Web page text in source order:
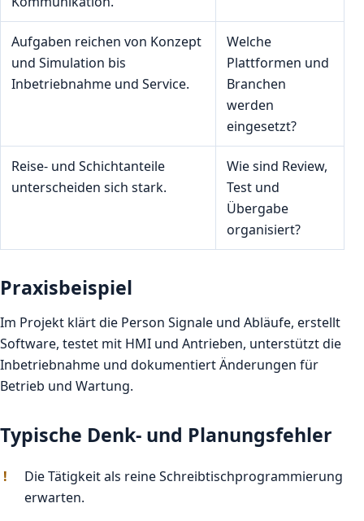
Aufgaben reichen von Konzept
und Simulation bis
Inbetriebnahme und Service.
Welche
Plattformen und
Branchen
werden
eingesetzt?
Reise- und Schichtanteile
unterscheiden sich stark.
Wie sind Review,
Test und
Übergabe
organisiert?
Praxisbeispiel
Im Projekt klärt die Person Signale und Abläufe, erstellt
Software, testet mit HMI und Antrieben, unterstützt die
Inbetriebnahme und dokumentiert Änderungen für
Betrieb und Wartung.
Typische Denk- und Planungsfehler
Die Tätigkeit als reine Schreibtischprogrammierung
erwarten.